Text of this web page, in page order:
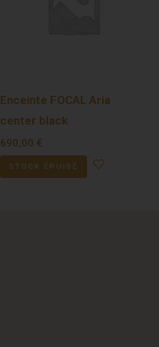
Enceinte FOCAL Aria
center black
690,00 €
STOCK ÉPUISÉ